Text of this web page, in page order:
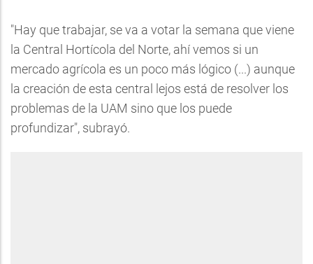
"Hay que trabajar, se va a votar la semana que viene
la Central Hortícola del Norte, ahí vemos si un
mercado agrícola es un poco más lógico (...) aunque
la creación de esta central lejos está de resolver los
problemas de la UAM sino que los puede
profundizar", subrayó.